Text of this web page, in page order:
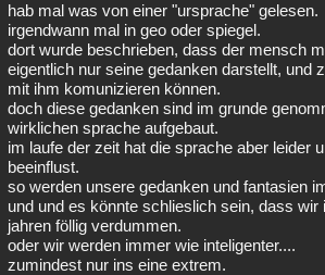
hab mal was von einer "ursprache" gelesen.
irgendwann mal in geo oder spiegel.
dort wurde beschrieben, dass der mensch
eigentlich nur seine gedanken darstellt, und
mit ihm komunizieren können.
doch diese gedanken sind im grunde
wirklichen sprache aufgebaut.
im laufe der zeit hat die sprache aber leider
beeinflust.
so werden unsere gedanken und fantasien
und und es könnte schlieslich sein, dass wir
jahren föllig verdummen.
oder wir werden immer wie inteligenter....
zumindest nur ins eine extrem.